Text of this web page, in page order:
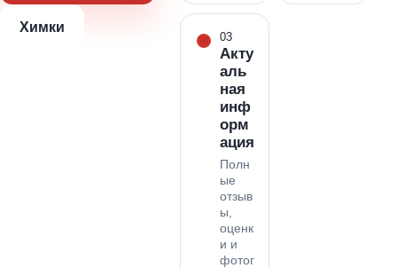
Химки
03
Акту
аль
ная
инф
орм
ация
Полн
ые
отзыв
ы,
оценк
и и
фотог